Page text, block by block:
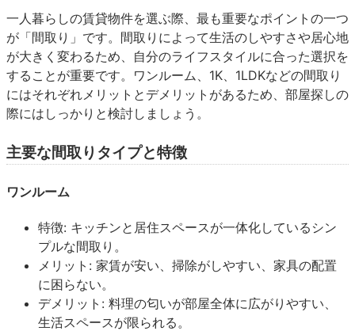
一人暮らしの賃貸物件を選ぶ際、最も重要なポイントの一つ
が「間取り」です。間取りによって生活のしやすさや居心地
が大きく変わるため、自分のライフスタイルに合った選択を
することが重要です。ワンルーム、1K、1LDKなどの間取り
にはそれぞれメリットとデメリットがあるため、部屋探しの
際にはしっかりと検討しましょう。
主要な間取りタイプと特徴
ワンルーム
特徴: キッチンと居住スペースが一体化しているシン
プルな間取り。
メリット: 家賃が安い、掃除がしやすい、家具の配置
に困らない。
デメリット: 料理の匂いが部屋全体に広がりやすい、
生活スペースが限られる。